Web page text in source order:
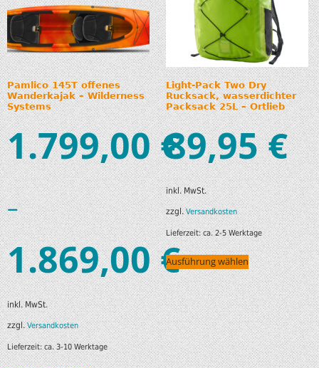
Pamlico 145T offenes
Wanderkajak – Wilderness
Systems
1.799,00€
–
1.869,00€
inkl. MwSt.
zzgl.Versandkosten
Lieferzeit: ca. 3-10 Werktage
Light-Pack Two Dry
Rucksack, wasserdichter
Packsack 25L – Ortlieb
89,95€
inkl. MwSt.
zzgl.Versandkosten
Lieferzeit:ca. 2-5 Werktage
Ausführung wählen